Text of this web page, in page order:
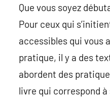
Que vous soyez
Pour ceux qui
accessibles qui vous
pratique, il y a des
abordent des
livre qui correspond